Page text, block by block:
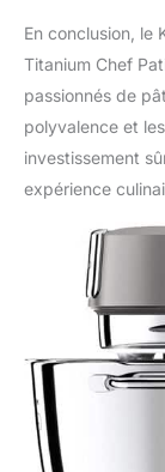
En conclusion, le
Titanium Chef
passionnés de
polyvalence et
investissement
expérience